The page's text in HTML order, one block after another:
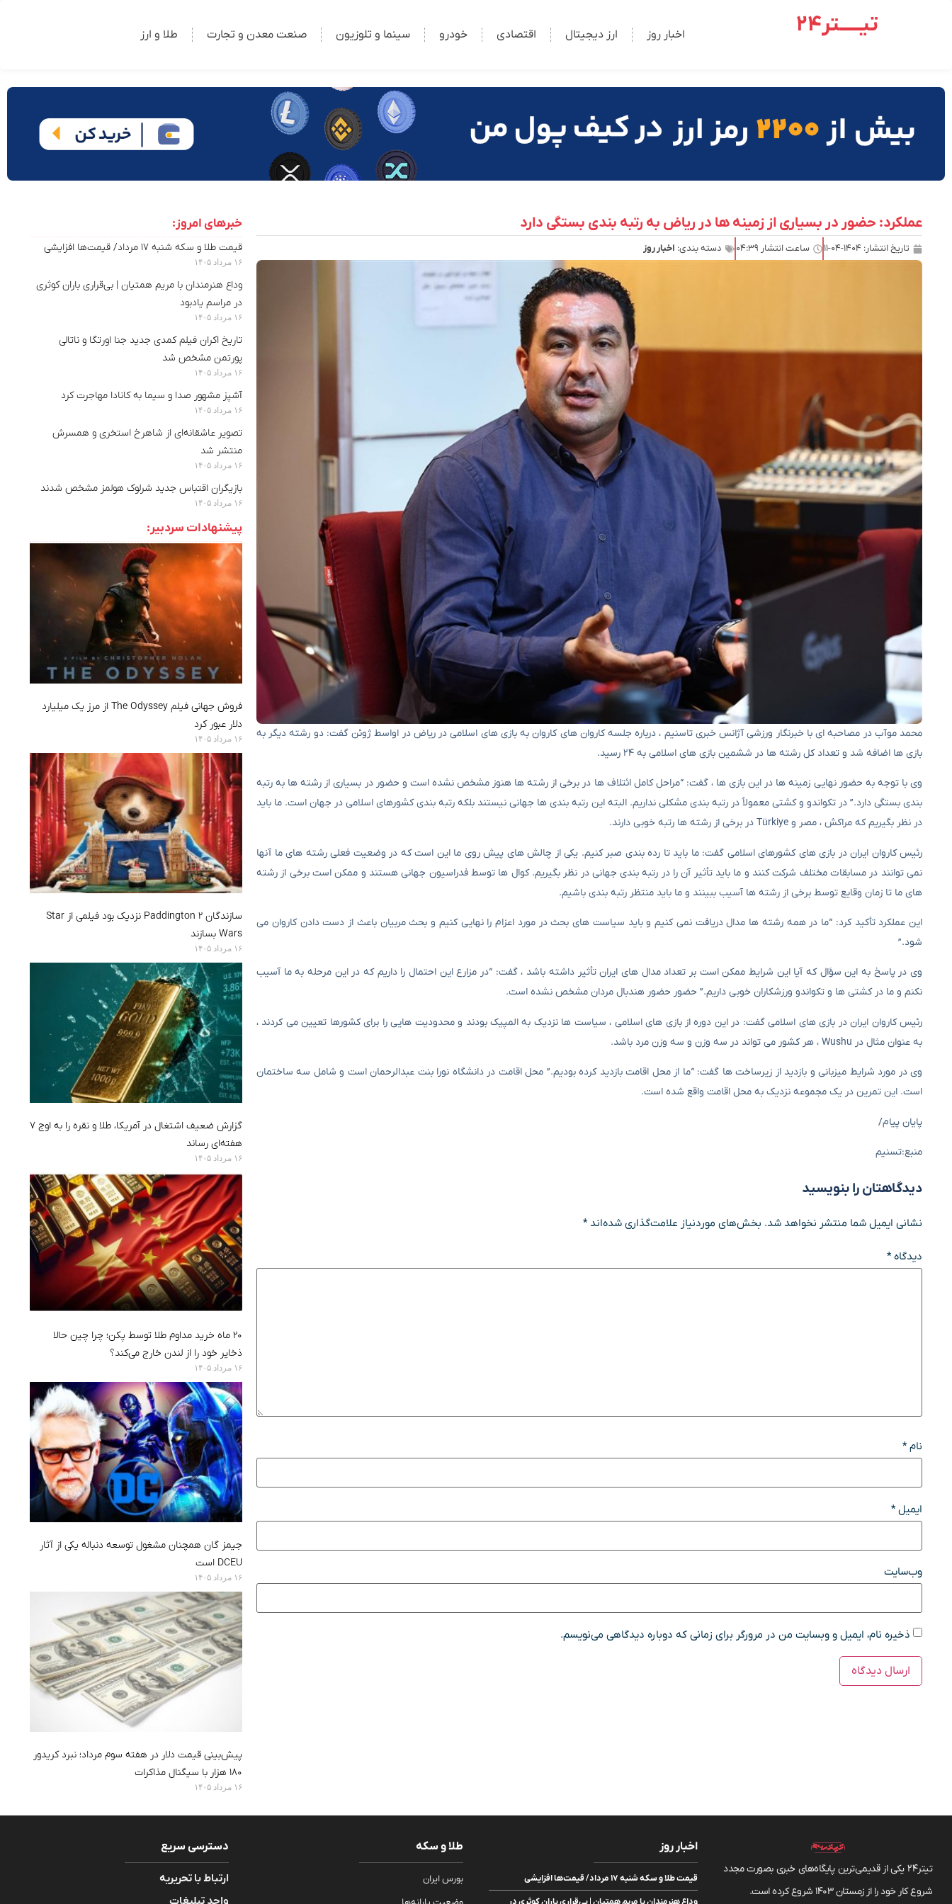
تیـــــتر24 اخبار روز ارز دیجیتال اقتصادی خودرو سینما و تلوزیون صنعت معدن و تجارت طلا و ارز
عملکرد: حضور در بسیاری از زمینه ها در ریاض به رتبه بندی بستگی دارد
تاریخ انتشار: ۱۴۰۴-۰۴-۱۱ ساعت انتشار ۰۴:۳۹ دسته بندی: اخبار روز
محمد موآب در مصاحبه ای با خبرنگار ورزشی آژانس خبری تاسنیم ، درباره جلسه کاروان های کاروان به بازی های اسلامی در ریاض در اواسط ژوئن گفت: دو رشته دیگر به
بازی ها اضافه شد و تعداد کل رشته ها در ششمین بازی های اسلامی به ۲۴ رسید.
وی با توجه به حضور نهایی زمینه ها در این بازی ها ، گفت: “مراحل کامل ائتلاف ها در برخی از رشته ها هنوز مشخص نشده است و حضور در بسیاری از رشته ها به رتبه
بندی بستگی دارد.” در تکواندو و کشتی معمولاً در رتبه بندی مشکلی نداریم. البته این رتبه بندی ها جهانی نیستند بلکه رتبه بندی کشورهای اسلامی در جهان است. ما باید
در نظر بگیریم که مراکش ، مصر و Türkiye در برخی از رشته ها رتبه خوبی دارند.
رئیس کاروان ایران در بازی های کشورهای اسلامی گفت: ما باید تا رده بندی صبر کنیم. یکی از چالش های پیش روی ما این است که در وضعیت فعلی رشته های ما آنها
نمی توانند در مسابقات مختلف شرکت کنند و ما باید تأثیر آن را در رتبه بندی جهانی در نظر بگیریم. کوال ها توسط فدراسیون جهانی هستند و ممکن است برخی از رشته
های ما تا زمان وقایع توسط برخی از رشته ها آسیب ببینند و ما باید منتظر رتبه بندی باشیم.
این عملکرد تأکید کرد: “ما در همه رشته ها مدال دریافت نمی کنیم و باید سیاست های بحث در مورد اعزام را نهایی کنیم و بحث مربیان باعث از دست دادن کاروان می
شود.”
وی در پاسخ به این سؤال که آیا این شرایط ممکن است بر تعداد مدال های ایران تأثیر داشته باشد ، گفت: “در مزارع این احتمال را داریم که در این مرحله به ما آسیب
نکنم و ما در کشتی ها و تکواندو ورزشکاران خوبی داریم.” حضور حضور هندبال مردان مشخص نشده است.
رئیس کاروان ایران در بازی های اسلامی گفت: در این دوره از بازی های اسلامی ، سیاست ها نزدیک به المپیک بودند و محدودیت هایی را برای کشورها تعیین می کردند ،
به عنوان مثال در Wushu ، هر کشور می تواند در سه وزن و سه وزن مرد باشد.
وی در مورد شرایط میزبانی و بازدید از زیرساخت ها گفت: “ما از محل اقامت بازدید کرده بودیم.” محل اقامت در دانشگاه نورا بنت عبدالرحمان است و شامل سه ساختمان
است. این تمرین در یک مجموعه نزدیک به محل اقامت واقع شده است.
پایان پیام/
منبع:تسنیم
دیدگاهتان را بنویسید
نشانی ایمیل شما منتشر نخواهد شد. بخش‌های موردنیاز علامت‌گذاری شده‌اند*
دیدگاه*
نام*
ایمیل*
وب‌سایت
ذخیره نام، ایمیل و وبسایت من در مرورگر برای زمانی که دوباره دیدگاهی می‌نویسم.
خبرهای امروز:
قیمت طلا و سکه شنبه ۱۷ مرداد/ قیمت‌ها افزایشی
۱۶ مرداد ۱۴۰۵
وداع هنرمندان با مریم همتیان | بی‌قراری باران کوثری
در مراسم یادبود
۱۶ مرداد ۱۴۰۵
تاریخ اکران فیلم کمدی جدید جنا اورتگا و ناتالی
پورتمن مشخص شد
۱۶ مرداد ۱۴۰۵
آشپز مشهور صدا و سیما به کانادا مهاجرت کرد
۱۶ مرداد ۱۴۰۵
تصویر عاشقانه‌ای از شاهرخ استخری و همسرش
منتشر شد
۱۶ مرداد ۱۴۰۵
بازیگران اقتباس جدید شرلوک هولمز مشخص شدند
۱۶ مرداد ۱۴۰۵
پیشنهادات سردبیر:
فروش جهانی فیلم The Odyssey از مرز یک میلیارد
دلار عبور کرد
۱۶ مرداد ۱۴۰۵
سازندگان Paddington 2 نزدیک بود فیلمی از Star
Wars بسازند
۱۶ مرداد ۱۴۰۵
گزارش ضعیف اشتغال در آمریکا، طلا و نقره را به اوج ۷
هفته‌ای رساند
۱۶ مرداد ۱۴۰۵
۲۰ ماه خرید مداوم طلا توسط پکن؛ چرا چین حالا
ذخایر خود را از لندن خارج می‌کند؟
۱۶ مرداد ۱۴۰۵
جیمز گان همچنان مشغول توسعه دنباله یکی از آثار
DCEU است
۱۶ مرداد ۱۴۰۵
پیش‌بینی قیمت دلار در هفته سوم مرداد؛ نبرد کریدور
۱۸۰ هزار با سیگنال مذاکرات
۱۶ مرداد ۱۴۰۵
تیتر24 یکی از قدیمی‌ترین پایگاه‌های خبری بصورت مجدد
شروع کار خود را از زمستان 1403 شروع کرده است.
اخبار روز
قیمت طلا و سکه شنبه ۱۷ مرداد/ قیمت‌ها افزایشی
طلا و سکه
بورس ایران
دسترسی سریع
ارتباط با تحریریه